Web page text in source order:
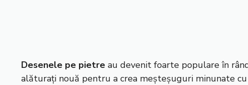
Desenele pe pietre au devenit foarte populare în
alăturați nouă pentru a crea meșteșuguri minunate cu